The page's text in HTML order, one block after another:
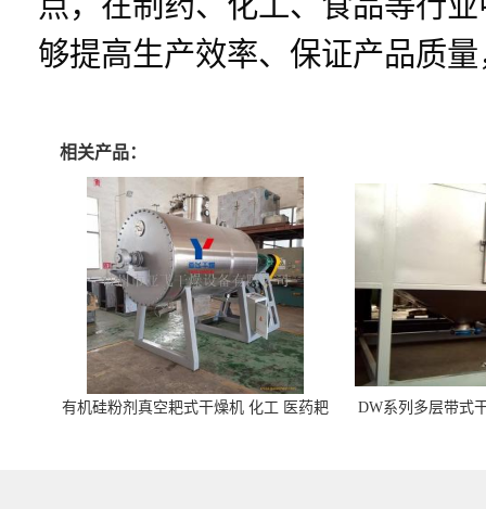
够提高生产效率、保证产品质
相关产品：
有机硅粉剂真空耙式干燥机 化工 医药耙
DW系列多层带式